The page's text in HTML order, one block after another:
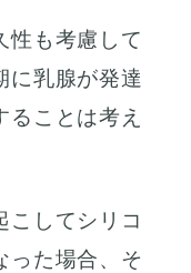
性も考慮して
に乳腺が発達
ることは考え
こしてシリコ
った場合、そ